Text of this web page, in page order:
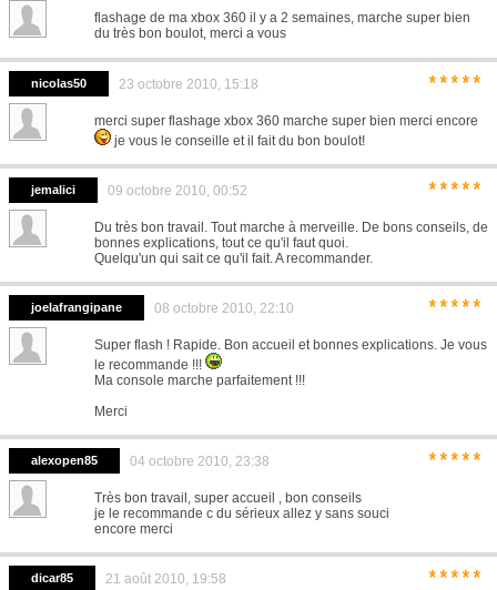
flashage de ma xbox 360 il y a 2 semaines, marche super bien
du très bon boulot, merci a vous
nicolas50 23 octobre 2010, 15:18 *****
merci super flashage xbox 360 marche super bien merci encore
je vous le conseille et il fait du bon boulot!
jemalici 09 octobre 2010, 00:52 *****
Du très bon travail. Tout marche à merveille. De bons conseils, de
bonnes explications, tout ce qu'il faut quoi.
Quelqu'un qui sait ce qu'il fait. A recommander.
joelafrangipane 08 octobre 2010, 22:10 *****
Super flash ! Rapide. Bon accueil et bonnes explications. Je vous
le recommande !!!
Ma console marche parfaitement !!!
Merci
alexopen85 04 octobre 2010, 23:38 *****
Très bon travail, super accueil , bon conseils
je le recommande c du sérieux allez y sans souci
encore merci
dicar85 21 août 2010, 19:58 *****